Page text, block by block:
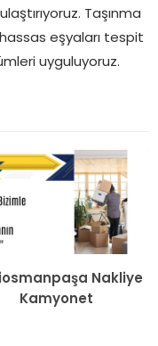
Taşınma
eşyaları tespit
uyguluyoruz.
Nakliye
Kamyonet